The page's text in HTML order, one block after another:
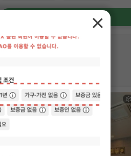
상세 보기
SHAREHOUSE